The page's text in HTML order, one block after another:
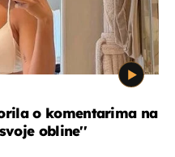
o komentarima na
obline''